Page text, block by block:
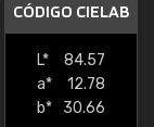
CÓDIGO CIELAB
L*
84.57
a*
12.78
b*
30.66